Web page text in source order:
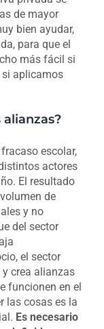
de mayor
bien ayudar,
para que el
más fácil si
si aplicamos
escolar,
actores
El resultado
de
y no
del sector
el sector
crea alianzas
funcionen en el
las cosas es la
Es necesario